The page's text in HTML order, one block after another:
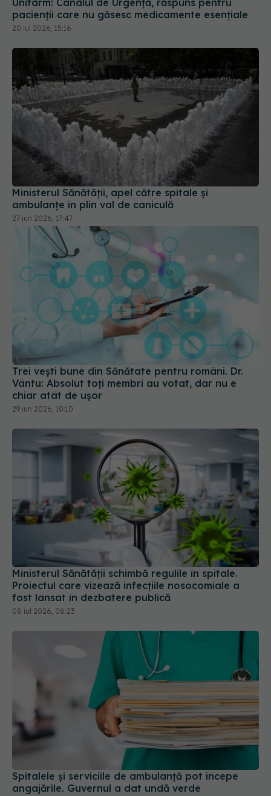
20 iul 2026, 15:16
Ministerul Sănătății, apel către spitale și
ambulanțe în plin val de caniculă
27 iun 2026, 17:47
Trei vești bune din Sănătate pentru români. Dr.
Vântu: Absolut toți membri au votat, dar nu e
chiar atât de ușor
29 iun 2026, 10:10
Ministerul Sănătății schimbă regulile în spitale.
Proiectul care vizează infecțiile nosocomiale a
fost lansat în dezbatere publică
08 iul 2026, 08:23
Spitalele și serviciile de ambulanță pot începe
angajările. Guvernul a dat undă verde
28 iul 2026, 20:50